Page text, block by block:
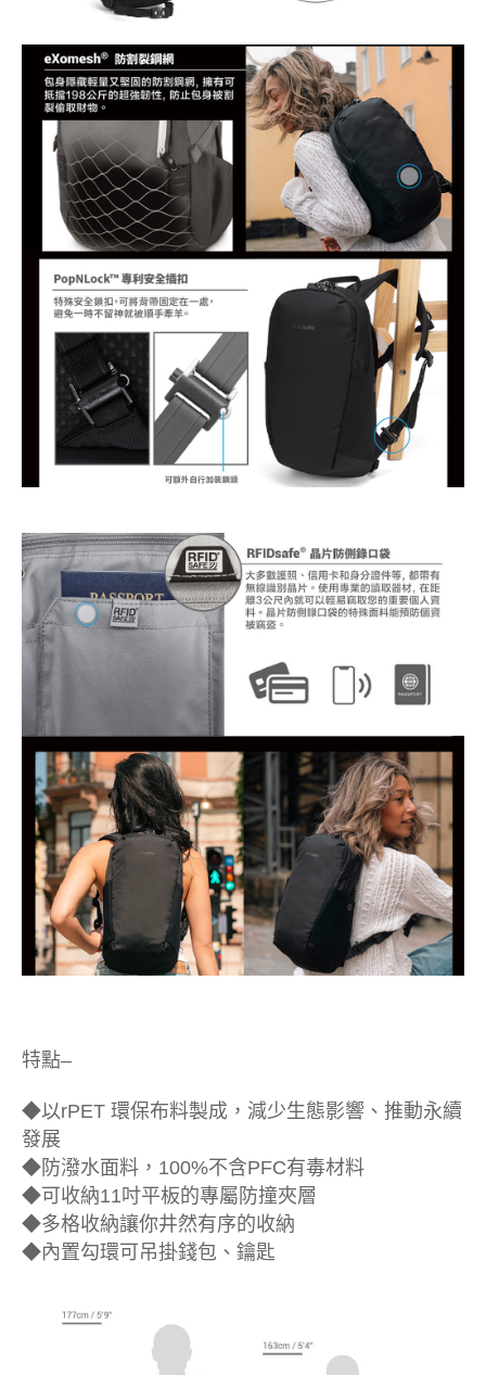
特點–
◆以rPET 環保布料製成，減少生態影響、推動永續
發展
◆防潑水面料，100%不含PFC有毒材料
◆可收納11吋平板的專屬防撞夾層
◆多格收納讓你井然有序的收納
◆內置勾環可吊掛錢包、鑰匙